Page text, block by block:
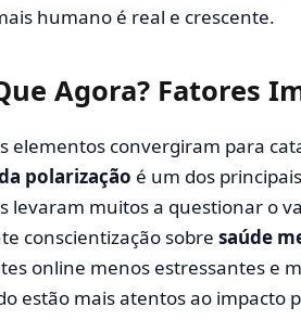
humano é real e crescente.
Agora? Fatores
elementos convergiram para
polarização é um dos
levaram muitos a questionar o
conscientização sobre saúde
online menos estressantes e
estão mais atentos ao impacto